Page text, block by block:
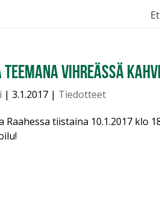
teemana Vihreässä
|3.1.2017 | Tiedotteet
Raahessa tiistaina 10.1.2017 klo